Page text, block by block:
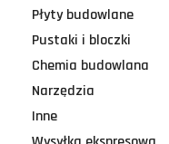
Płyty budowlane
Pustaki i bloczki
Chemia budowlana
Narzędzia
Inne